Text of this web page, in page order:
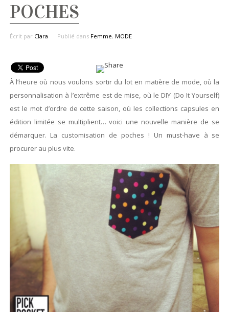
POCHES
Écrit par Clara Publié dans Femme, MODE
À l’heure où nous voulons sortir du lot en matière de mode, où la
personnalisation à l’extrême est de mise, où le DIY (Do It Yourself)
est le mot d’ordre de cette saison, où les collections capsules en
édition limitée se multiplient… voici une nouvelle manière de se
démarquer. La customisation de poches ! Un must-have à se
procurer au plus vite.